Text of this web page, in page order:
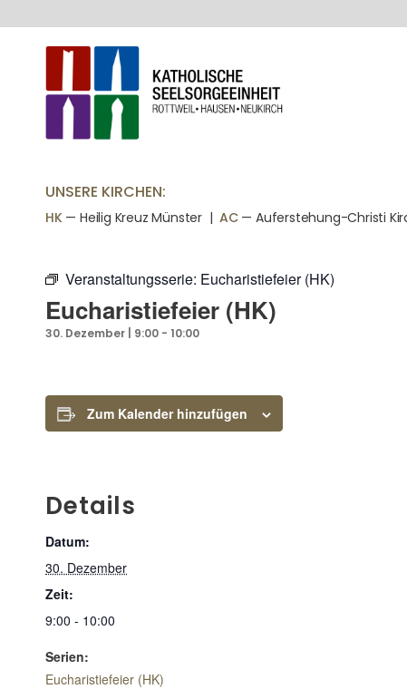
UNSERE KIRCHEN:
HK— Heilig Kreuz Münster |AC— Auferstehung-Christi
Veranstaltungsserie: Eucharistiefeier (HK)
Eucharistiefeier (HK)
30. Dezember | 9:00 - 10:00
Zum Kalender hinzufügen
Details
Datum:
30. Dezember
Zeit:
9:00 - 10:00
Serien:
Eucharistiefeier (HK)